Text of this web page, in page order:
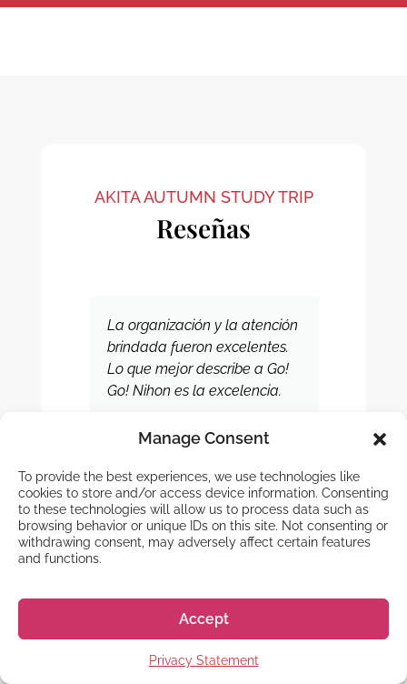
Manage Consent
To provide the best experiences, we use technologies like
cookies to store and/or access device information. Consenting
to these technologies will allow us to process data such as
browsing behavior or unique IDs on this site. Not consenting or
withdrawing consent, may adversely affect certain features
and functions.
Accept
Privacy Statement
AKITA AUTUMN STUDY TRIP
Reseñas
La organización y la atención
brindada fueron excelentes.
Lo que mejor describe a Go!
Go! Nihon es la excelencia.
México
￥500,000
¥257,000